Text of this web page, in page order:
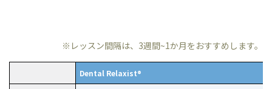
※レッスン間隔は、3週間~1か月をおすすめします。
Dental Relaxist®